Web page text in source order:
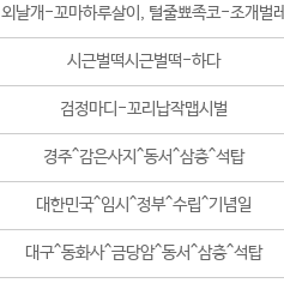
외날개-꼬마하루살이, 털줄뾰족코-조개벌레
시근벌떡시근벌떡-하다
검정마디-꼬리납작맵시벌
경주^감은사지^동서^삼층^석탑
대한민국^임시^정부^수립^기념일
대구^동화사^금당암^동서^삼층^석탑